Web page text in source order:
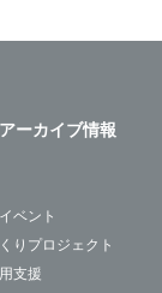
ーカイブ情報
ベント
りプロジェクト
支援